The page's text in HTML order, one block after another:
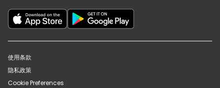
使用条款
隐私政策
Cookie Preferences